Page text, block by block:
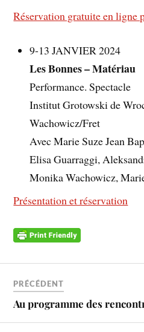
Réservation gratuite en ligne
9-13 JANVIER 2024
Les Bonnes – Matériau
Performance. Spectacle
Institut Grotowski de
Wachowicz/Fret
AvecMarie Suze Jean
Elisa Guarraggi,
Monika Wachowicz,
Présentation et réservation
PRÉCÉDENT
Au programme des